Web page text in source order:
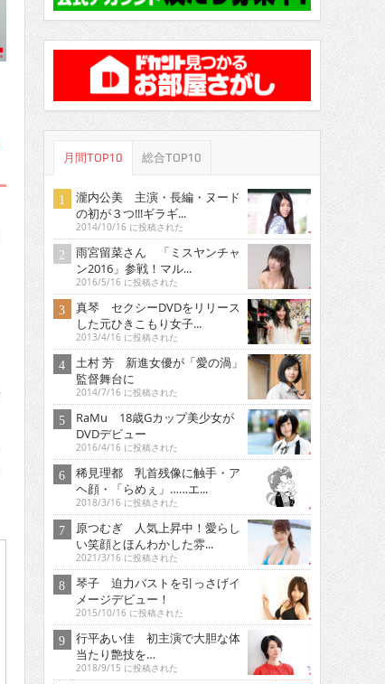
月間TOP10 総合TOP10
瀧内公美 主演・長編・ヌード
の初が３つ!!!ギラギ...
2014/10/16 に投稿された
雨宮留菜さん 「ミスヤンチャ
ン2016」参戦！マル...
2016/5/16 に投稿された
真琴 セクシーDVDをリリース
した元ひきこもり女子...
2013/4/16 に投稿された
土村 芳 新進女優が「愛の渦」
監督舞台に
2014/7/16 に投稿された
RaMu 18歳Gカップ美少女が
DVDデビュー
2016/4/16 に投稿された
稀見理都 乳首残像に触手・ア
ヘ顔・「らめぇ」……エ...
2018/3/16 に投稿された
原つむぎ 人気上昇中！愛らし
い笑顔とほんわかした雰...
2021/3/16 に投稿された
琴子 迫力バストを引っさげイ
メージデビュー！
2015/10/16 に投稿された
行平あい佳 初主演で大胆な体
当たり艶技を…
2018/9/15 に投稿された